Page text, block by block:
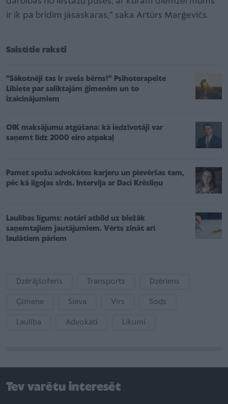
ir ik pa brīdim jāsaskaras,” saka Artūrs Marģevičs.
Saistītie raksti
"Sākotnēji tas ir svešs bērns!" Psihoterapeite
Lībiete par saliktajām ģimenēm un to
izaicinājumiem
OIK maksājumu atgūšana: kā iedzīvotāji var
saņemt līdz 2000 eiro atpakaļ
Pamet spožu advokātes karjeru un pievēršas tam,
pēc kā ilgojas sirds. Intervija ar Daci Krēsliņu
Laulības līgums: notāri atbild uz biežāk
saņemtajiem jautājumiem. Vērts zināt arī
laulātiem pāriem
Dzērājšoferis Transports Dzēriens
Ģimene Sieva Vīrs Sods
Laulība Advokāti Likumi
Tev varētu interesēt